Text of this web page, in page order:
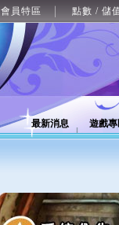
會員特區 點數 / 儲
最新消息 遊戲